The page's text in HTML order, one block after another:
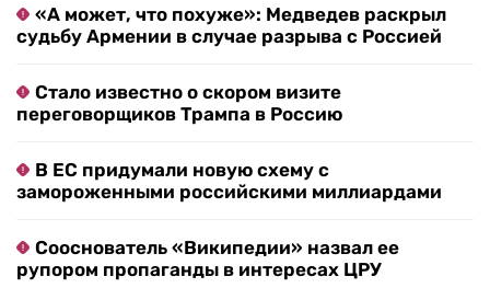
«А может, что похуже»: Медведев раскрыл
судьбу Армении в случае разрыва с Россией
Стало известно о скором визите
переговорщиков Трампа в Россию
В ЕС придумали новую схему с
замороженными российскими миллиардами
Сооснователь «Википедии» назвал ее
рупором пропаганды в интересах ЦРУ